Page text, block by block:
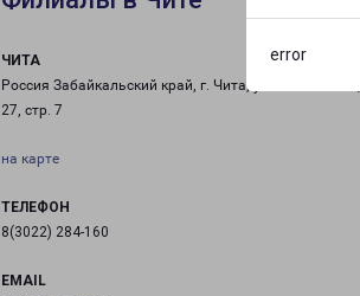
error
ЧИТА
Россия Забайкальский край, г. Чита, ул. Ковыльная д.
27, стр. 7
на карте
ТЕЛЕФОН
8(3022) 284-160
EMAIL